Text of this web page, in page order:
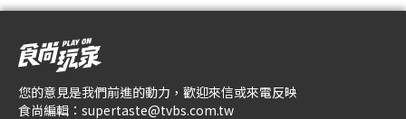
您的意見是我們前進的動力，歡迎來信或來電反映
食尚編輯： supertaste@tvbs.com.tw